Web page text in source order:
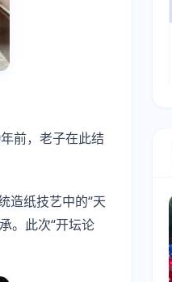
前，老子在此结
造纸技艺中的“天
。此次“开坛论